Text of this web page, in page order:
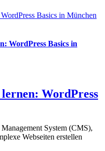
Basics in München
WordPress Basics in
WordPress
System (CMS),
Webseiten erstellen